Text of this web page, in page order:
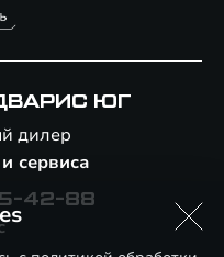
ДВАРИС ЮГ
дилер
сервиса
42-88